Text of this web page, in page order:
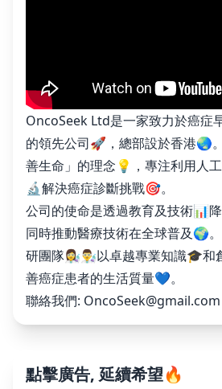
OncoSeek Ltd是一家致力於癌症
的領先公司🚀，總部設於香港🌏
善生命」的理念💡，專注利用人
🔬解決癌症診斷挑戰🎯。
公司的使命是透過教育及技術📊
同時推動醫療技術在全球普及🌍
研團隊👩‍🔬👨‍🔬以卓越專業知識🎓
善癌症患者的生活質量💙。
聯絡我們: OncoSeek@gmail.com
點擊廣告, 延續希望🔥